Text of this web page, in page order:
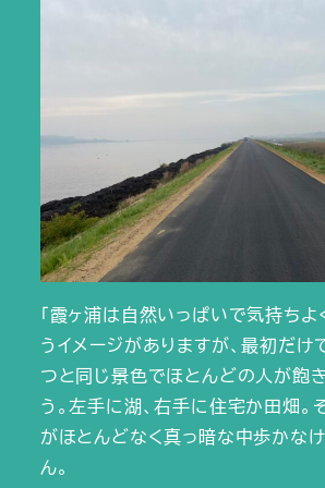
「霞ヶ浦は自然いっぱいで気持ちよ
うイメージがありますが、最初だけ
つと同じ景色でほとんどの人が飽
う。左手に湖、右手に住宅か田畑。
がほとんどなく真っ暗な中歩かな
ん。